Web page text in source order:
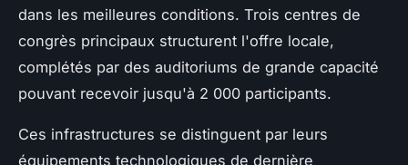
dans les meilleures conditions. Trois centres de
congrès principaux structurent l'offre locale,
complétés par des auditoriums de grande capacité
pouvant recevoir jusqu'à 2 000 participants.
Ces infrastructures se distinguent par leurs
équipements technologiques de dernière